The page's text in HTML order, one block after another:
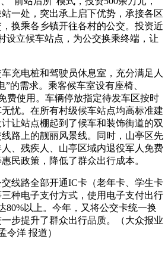
一处，突出承上启下优势，承接各区
，换乘各乡镇开往各村的公交。投资近
设立候车站点，为公交换乘终端，让
充电桩和驾驶员休息室，充分满足人
”的需求。乘客候车室设有座椅、
费使用。车辆停放指定待发车区按时
忧。在所有村级候车站点均高标准建
让站点棚起到了候车和装饰街道的双
路上的靓丽风景线。同时，山亭区先
、残疾人、山亭区域内退役军人免费
民政策，降低了群众出行成本。
线路全部开通IC卡（老年卡、学生卡
种电子支付方式，使用电子支付出行
80%以上。今年，又将公交卡统一换
步提升了群众出行品质。（大众报业
令洋 报道）